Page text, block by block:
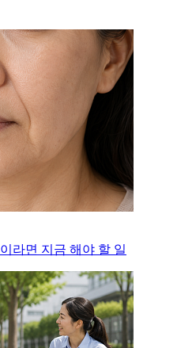
라면 지금 해야 할 일